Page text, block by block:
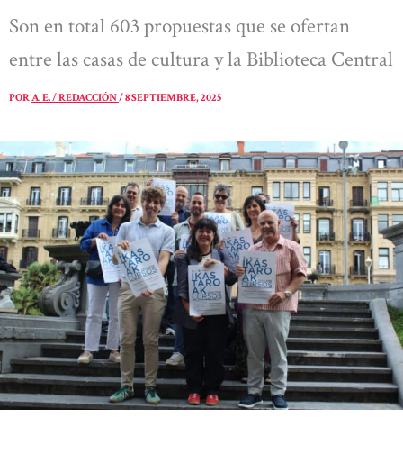
Son en total 603 propuestas que se ofertan
entre las casas de cultura y la Biblioteca Central
PORA. E. / REDACCIÓN/8 SEPTIEMBRE, 2025